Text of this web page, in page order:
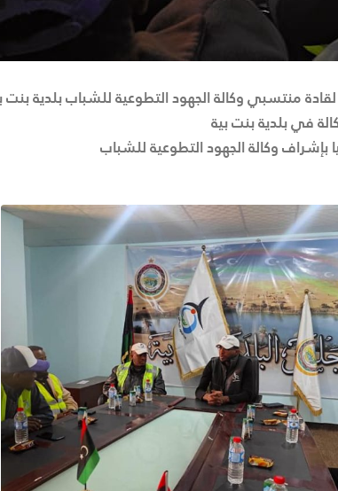
27نوفمبر 2022م الاجتماع الأول لقادة منتسبي وكالة الجهود
في بلدية بنت بية
بإشراف وكالة الجهود التطوعية للشباب